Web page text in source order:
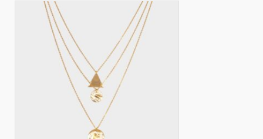
décroissant